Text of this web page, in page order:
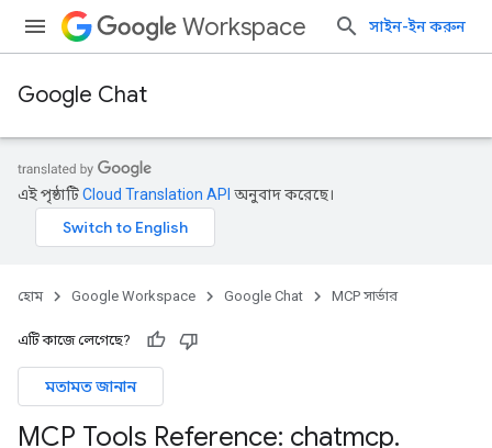
Workspace সাইন-ইন করুন
Google Chat
এই পৃষ্ঠাটিCloud Translation API অনুবাদ করেছে।
হোম Google Workspace Google Chat MCP সার্ভার
এটি কাজে লেগেছে?
মতামত জানান
MCP Tools Reference: chatmcp.